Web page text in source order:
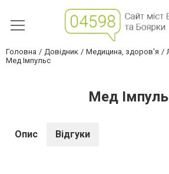
Головна Довідник Медицина, здоров'я
Мед Імпульс
Мед
Опис Відгуки